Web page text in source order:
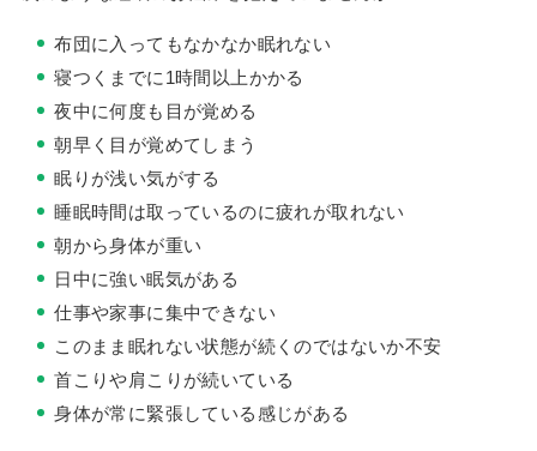
布団に入ってもなかなか眠れない
寝つくまでに1時間以上かかる
夜中に何度も目が覚める
朝早く目が覚めてしまう
眠りが浅い気がする
睡眠時間は取っているのに疲れが取れない
朝から身体が重い
日中に強い眠気がある
仕事や家事に集中できない
このまま眠れない状態が続くのではないか不安
首こりや肩こりが続いている
身体が常に緊張している感じがある